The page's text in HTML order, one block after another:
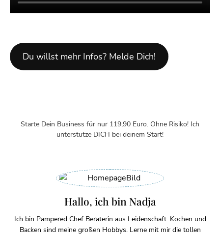
Du willst mehr Infos? Melde Dich!
Starte Dein Business für nur 119,90 Euro. Ohne Risiko! Ich
unterstütze DICH bei deinem Start!
Hallo, ich bin Nadja
Ich bin Pampered Chef Beraterin aus Leidenschaft. Kochen und
Backen sind meine großen Hobbys. Lerne mit mir die tollen